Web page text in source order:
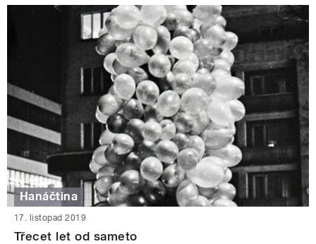
Hanáčtina
17. listopad 2019
Třecet let od sameto